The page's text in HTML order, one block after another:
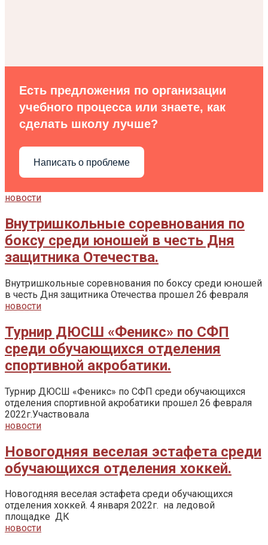
Есть предложения по организации
учебного процесса или знаете, как
сделать школу лучше?
Написать о проблеме
новости
Внутришкольные соревнования по
боксу среди юношей в честь Дня
защитника Отечества.
Внутришкольные соревнования по боксу среди юношей
в честь Дня защитника Отечества прошел 26 февраля
новости
Турнир ДЮСШ «Феникс» по СФП
среди обучающихся отделения
спортивной акробатики.
Турнир ДЮСШ «Феникс» по СФП среди обучающихся
отделения спортивной акробатики прошел 26 февраля
2022г.Участвовала
новости
Новогодняя веселая эстафета среди
обучающихся отделения хоккей.
Новогодняя веселая эстафета среди обучающихся
отделения хоккей. 4 января 2022г. на ледовой
площадке ДК
новости